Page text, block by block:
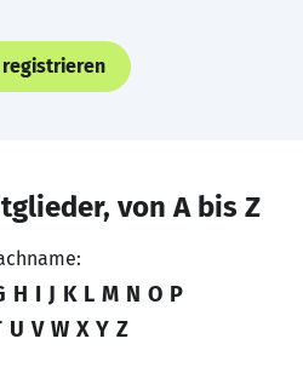
registrieren
von A bis Z
H I J K L M N O P
U V W X Y Z